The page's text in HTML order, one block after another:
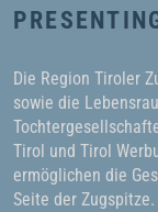
Die Region Tiroler
sowie die
Tirol und Tirol
ermöglichen die
Seite der